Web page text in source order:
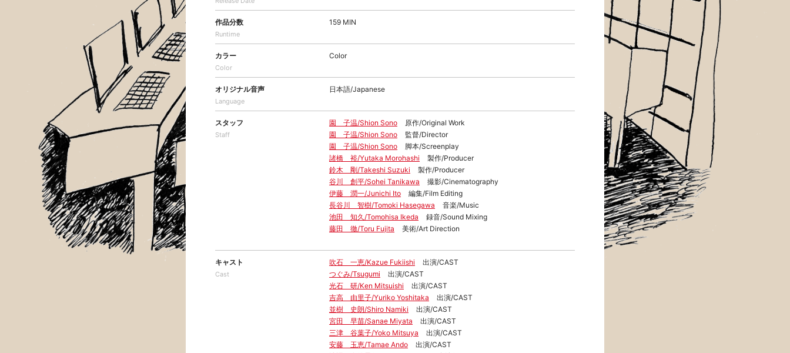
作品分数
Runtime
159 MIN
カラー
Color
Color
オリジナル音声
Language
日本語/Japanese
スタッフ
Staff
園 子温/Shion Sono
原作/Original Work
園 子温/Shion Sono
監督/Director
園 子温/Shion Sono
脚本/Screenplay
諸橋 裕/Yutaka Morohashi
製作/Producer
鈴木 剛/Takeshi Suzuki
製作/Producer
谷川 創平/Sohei Tanikawa
撮影/Cinematography
伊藤 潤一/Junichi Ito
編集/Film Editing
長谷川 智樹/Tomoki Hasegawa
音楽/Music
池田 知久/Tomohisa Ikeda
録音/Sound Mixing
藤田 徹/Toru Fujita
美術/Art Direction
キャスト
Cast
吹石 一恵/Kazue Fukiishi
出演/CAST
つぐみ/Tsugumi
出演/CAST
光石 研/Ken Mitsuishi
出演/CAST
吉高 由里子/Yuriko Yoshitaka
出演/CAST
並樹 史朗/Shiro Namiki
出演/CAST
宮田 早苗/Sanae Miyata
出演/CAST
三津 谷葉子/Yoko Mitsuya
出演/CAST
安藤 玉恵/Tamae Ando
出演/CAST